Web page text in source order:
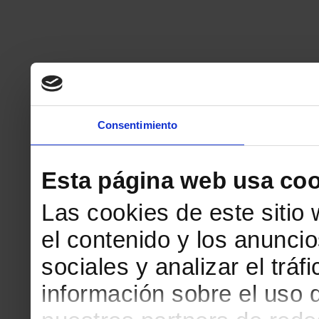
Consentimiento
Esta página web usa
Las cookies de este sitio
el contenido y los
sociales y analizar el
información sobre el uso